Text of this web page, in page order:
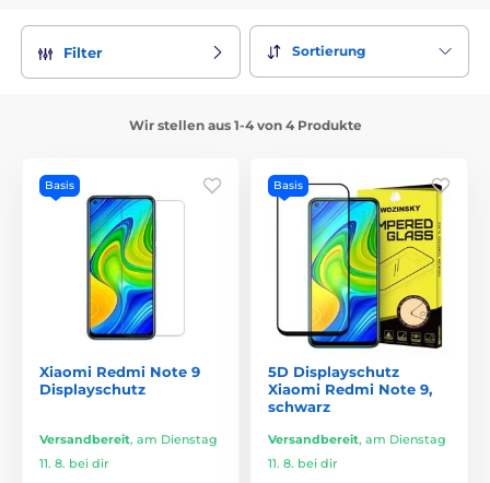
Filter Sortierung
Wir stellen aus 1-4 von 4 Produkte
Basis
Xiaomi Redmi Note 9
Displayschutz
Versandbereit, am Dienstag
11. 8. bei dir
Basis
5D Displayschutz
Xiaomi Redmi Note 9,
schwarz
Versandbereit, am Dienstag
11. 8. bei dir